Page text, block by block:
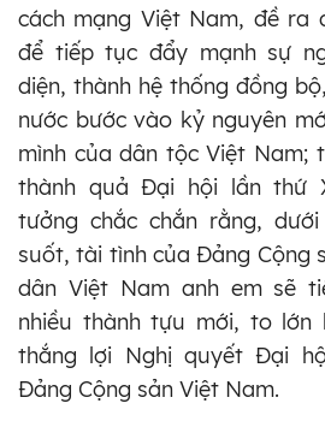
cách mạng Việt Nam, đề ra
để tiếp tục đẩy mạnh sự
diện, thành hệ thống đồng
nước bước vào kỷ nguyên
mình của dân tộc Việt Nam;
thành quả Đại hội lần thứ
tưởng chắc chắn rằng,
suốt, tài tình của Đảng Cộng
dân Việt Nam anh em sẽ
nhiều thành tựu mới, to lớn
thắng lợi Nghị quyết Đại
Đảng Cộng sản Việt Nam.